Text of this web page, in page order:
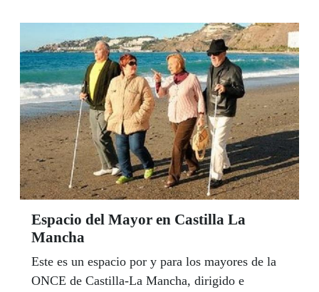
Espacio del Mayor en Castilla La
Mancha
Este es un espacio por y para los mayores de la
ONCE de Castilla-La Mancha, dirigido e